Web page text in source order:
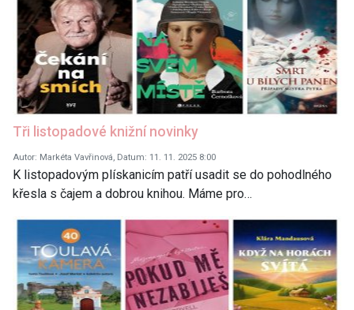
Tři listopadové knižní novinky
Autor: Markéta Vavřinová, Datum: 11. 11. 2025 8:00
K listopadovým plískanicím patří usadit se do pohodlného
křesla s čajem a dobrou knihou. Máme pro…